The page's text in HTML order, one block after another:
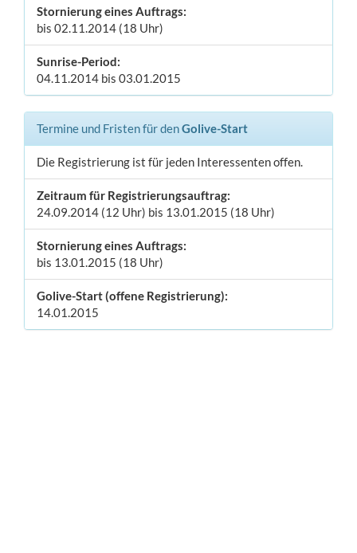
Stornierung eines Auftrags:
bis 02.11.2014 (18 Uhr)
Sunrise-Period:
04.11.2014 bis 03.01.2015
Termine und Fristen für denGolive-Start
Die Registrierung ist für jeden Interessenten offen.
Zeitraum für Registrierungsauftrag:
24.09.2014 (12 Uhr) bis 13.01.2015 (18 Uhr)
Stornierung eines Auftrags:
bis 13.01.2015 (18 Uhr)
Golive-Start (offene Registrierung):
14.01.2015